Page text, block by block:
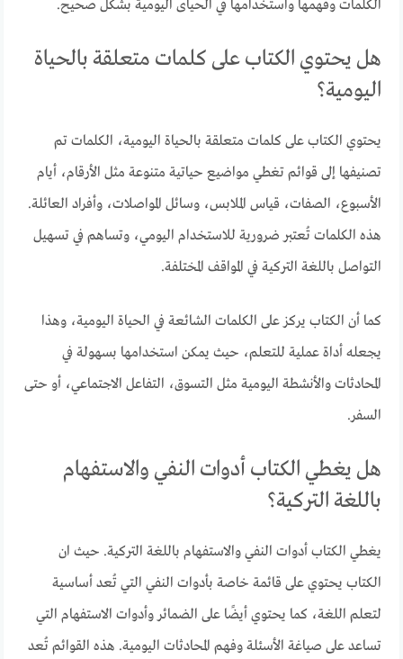
الكلمات وفهمها واستخدامها في الحياى اليومية بشكل صحيح.
هل يحتوي الكتاب على كلمات متعلقة بالحياة
اليومية؟
يحتوي الكتاب على كلمات متعلقة بالحياة اليومية، الكلمات تم
تصنيفها إلى قوائم تغطي مواضيع حياتية متنوعة مثل الأرقام، أيام
الأسبوع، الصفات، قياس الملابس، وسائل المواصلات، وأفراد العائلة.
هذه الكلمات تُعتبر ضرورية للاستخدام اليومي، وتساهم في تسهيل
التواصل باللغة التركية في المواقف المختلفة.
كما أن الكتاب يركز على الكلمات الشائعة في الحياة اليومية، وهذا
يجعله أداة عملية للتعلم، حيث يمكن استخدامها بسهولة في
المحادثات والأنشطة اليومية مثل التسوق، التفاعل الاجتماعي، أو حتى
السفر.
هل يغطي الكتاب أدوات النفي والاستفهام
باللغة التركية؟
يغطي الكتاب أدوات النفي والاستفهام باللغة التركية. حيث ان
الكتاب يحتوي على قائمة خاصة بأدوات النفي التي تُعد أساسية
لتعلم اللغة، كما يحتوي أيضًا على الضمائر وأدوات الاستفهام التي
تساعد على صياغة الأسئلة وفهم المحادثات اليومية. هذه القوائم تُعد